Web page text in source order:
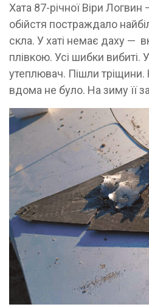
Хата 87-річної Віри Логвин
обійстя постраждало
скла. У хаті немає даху —
плівкою. Усі шибки вибиті.
утеплювач. Пішли тріщини.
вдома не було. На зиму її